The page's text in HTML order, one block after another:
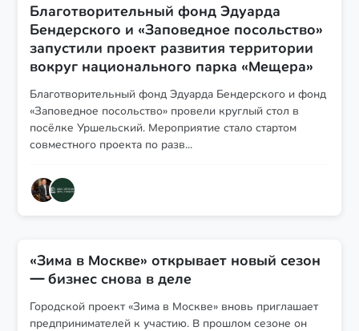
Благотворительный фонд Эдуарда
Бендерского и «Заповедное посольство»
запустили проект развития территории
вокруг национального парка «Мещера»
Благотворительный фонд Эдуарда Бендерского и фонд
«Заповедное посольство» провели круглый стол в
посёлке Уршельский. Мероприятие стало стартом
совместного проекта по разв...
«Зима в Москве» открывает новый сезон
— бизнес снова в деле
Городской проект «Зима в Москве» вновь приглашает
предпринимателей к участию. В прошлом сезоне он